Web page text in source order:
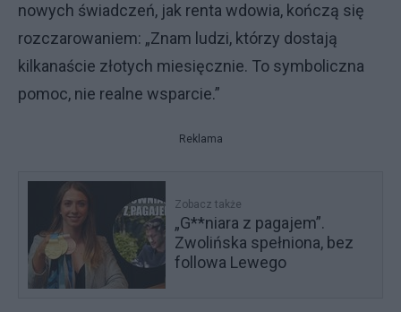
nowych świadczeń, jak renta wdowia, kończą się
rozczarowaniem: „Znam ludzi, którzy dostają
kilkanaście złotych miesięcznie. To symboliczna
pomoc, nie realne wsparcie.”
Reklama
Zobacz także
„G**niara z pagajem”.
Zwolińska spełniona, bez
followa Lewego